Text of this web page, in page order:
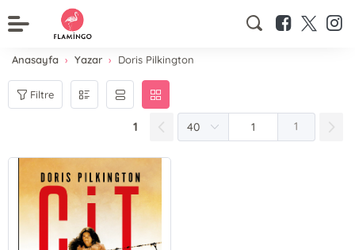
Anasayfa Yazar Doris Pilkington
Filtre
1 1